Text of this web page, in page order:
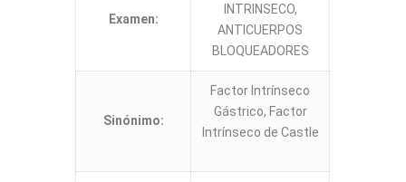
Examen:
INTRINSECO,
ANTICUERPOS
BLOQUEADORES
Sinónimo:
Factor Intrínseco
Gástrico, Factor
Intrínseco de Castle